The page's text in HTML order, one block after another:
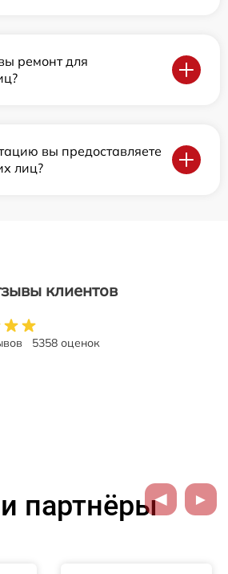
ремонт для
вы предоставляете
лиц?
клиентов
5358 оценок
партнёры